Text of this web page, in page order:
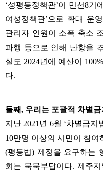
‘성평등정책관’이 민선8기
여성정책관’으로 확대 운
관리자 인원이 소폭 축소
파행 등으로 인해 난항을
실도 2024년에 예산이 100%
다.
둘째, 우리는 포괄적 차별금
지난 2021 년 6월 ‘차별금지
10만명 이상의 시민이 참여
(평등법) 제정을 요구하는
회는 묵묵부답이다.제주